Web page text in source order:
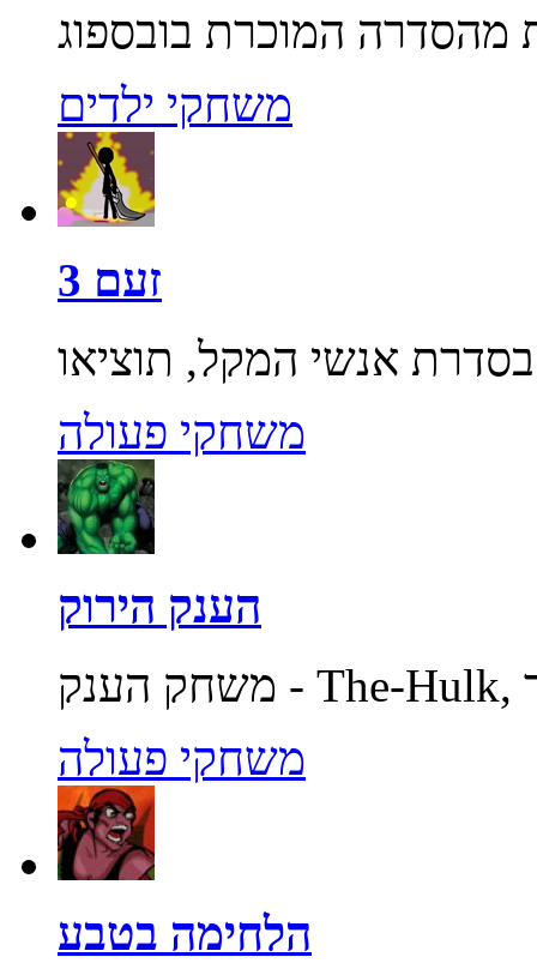
משחקי ילדים
זעם 3
משחקי פעולה
הענק הירוק
משחקי פעולה
הלחימה בטבע